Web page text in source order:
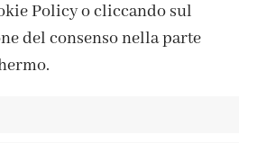
Policy o cliccando sul
del consenso nella parte
PRIVACY POLICY
E CONDIZIONI